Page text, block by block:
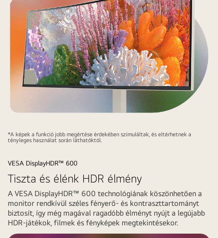
IPS,
DCI-
98%
(Tip.).
*A képek a funkció jobb megértése érdekében szimuláltak, és eltérhetnek a
tényleges használat során láthatóktól.
VESA DisplayHDR™ 600
Tiszta és élénk HDR élmény
A VESA DisplayHDR™ 600 technológiának köszönhetően a
monitor rendkívül széles fényerő‑ és kontraszttartományt
biztosít, így még magával ragadóbb élményt nyújt a legújabb
HDR‑játékok, filmek és fényképek megtekintésekor.